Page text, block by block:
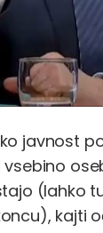
javnost
(lahko
kajti